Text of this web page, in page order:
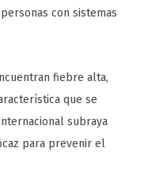
con sistemas
fiebre alta,
que se
subraya
para prevenir el